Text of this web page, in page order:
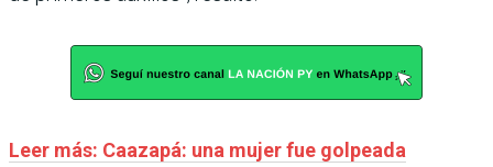
Leer más: Caazapá: una mujer fue golpeada